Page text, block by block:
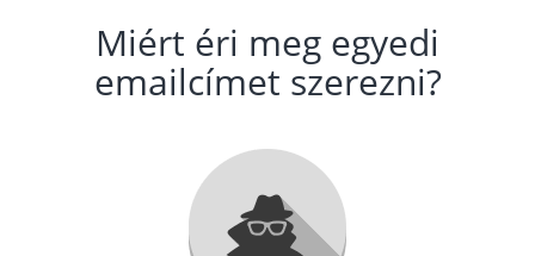
Miért éri meg egyedi
emailcímet szerezni?